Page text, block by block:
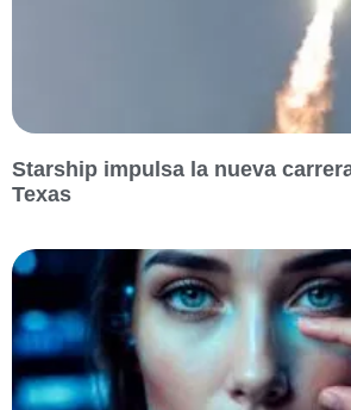
Starship impulsa la nueva
Texas